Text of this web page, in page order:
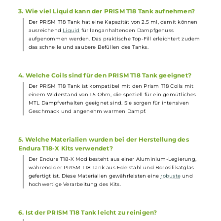
Häufig gestellte Fragen
Akkuträgers?
Der integrierte Akku des Endura T18-X Mod Akkuträgers hat eine
Kapazität von 1000 mAh. Dies bietet ausreichend Kraftreserven
langanhaltenden Dampfgenuss.
2. Welche Farben zeigt die LED am Feuertaster an?
Die LED am Feuertaster zeigt den aktuellen Akkustand an. Rot
bedeutet, dass der Akku unter 20 % geladen ist, gelb steht für
60 % und grün für über 60 %. Dadurch hat der Dampfer jederzeit
im Blick, wie viel Akkuleistung noch zur Verfügung steht.
3. Wie viel Liquid kann der PRISM T18 Tank aufnehmen?